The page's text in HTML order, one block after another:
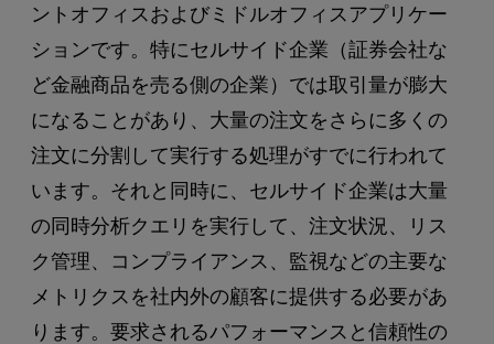
ントオフィスおよびミドルオフィスアプリケー
ションです。特にセルサイド企業（証券会社な
ど金融商品を売る側の企業）では取引量が膨大
になることがあり、大量の注文をさらに多くの
注文に分割して実行する処理がすでに行われて
います。それと同時に、セルサイド企業は大量
の同時分析クエリを実行して、注文状況、リス
ク管理、コンプライアンス、監視などの主要な
メトリクスを社内外の顧客に提供する必要があ
ります。要求されるパフォーマンスと信頼性の